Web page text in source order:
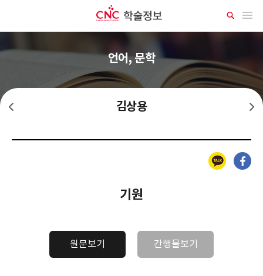
메뉴 열기
상
세
언어, 문학
김상용 김명순
카카오톡 페이스북
기원
원문보기 간행물보기